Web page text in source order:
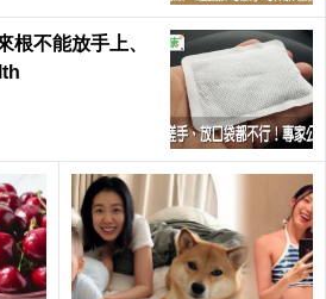
根不能放手上、